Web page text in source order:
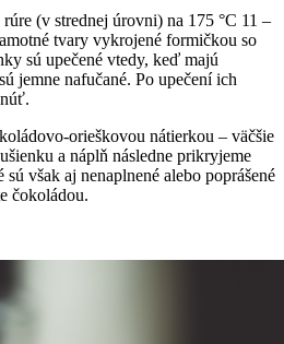
(v strednej úrovni) na 175 °C 11 –
tvary vykrojené formičkou so
sú upečené vtedy, keď majú
jemne nafučané. Po upečení ich
orieškovou nátierkou – väčšie
a náplň následne prikryjeme
však aj nenaplnené alebo poprášené
čokoládou.